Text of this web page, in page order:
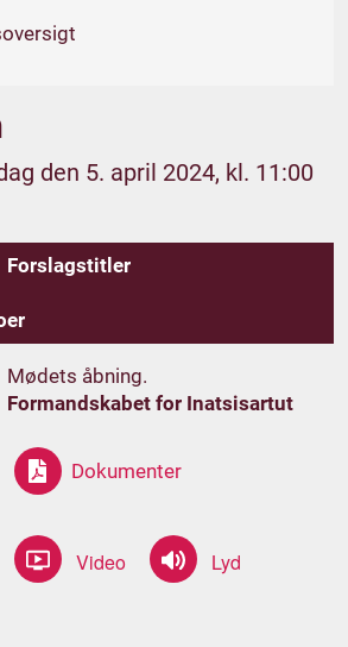
den 5. april 2024, kl. 11:00
Forslagstitler
Mødets åbning.
Formandskabet for Inatsisartut
Dokumenter